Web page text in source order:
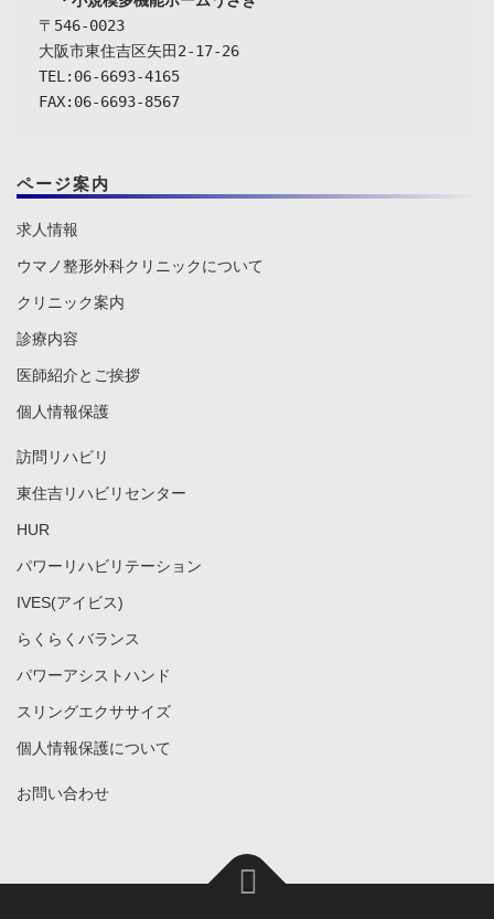
〒546-0023
大阪市東住吉区矢田2-17-26
TEL:06-6693-4165
FAX:06-6693-8567
ページ案内
求人情報
ウマノ整形外科クリニックについて
クリニック案内
診療内容
医師紹介とご挨拶
個人情報保護
訪問リハビリ
東住吉リハビリセンター
HUR
パワーリハビリテーション
IVES(アイビス)
らくらくバランス
パワーアシストハンド
スリングエクササイズ
個人情報保護について
お問い合わせ